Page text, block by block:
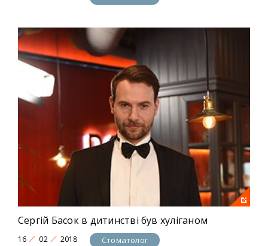
Сергій Басок в дитинстві був хуліганом
16 02 2018 Стоматолог